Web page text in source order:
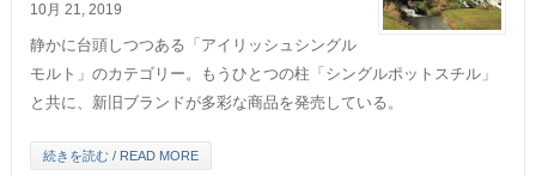
10月 21, 2019
静かに台頭しつつある「アイリッシュシングル
モルト」のカテゴリー。もうひとつの柱「シングルポットスチル」
と共に、新旧ブランドが多彩な商品を発売している。
続きを読む / READ MORE